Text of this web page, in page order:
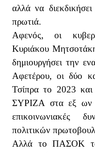
αλλά να
πρωτιά.
Αφενός, οι
Κυριάκου
δημιουργήσει την
Αφετέρου, οι δύο
Τσίπρα το 2023
ΣΥΡΙΖΑ στα εξ ων
επικοινωνιακές
πολιτικών
Αλλά το ΠΑΣΟΚ